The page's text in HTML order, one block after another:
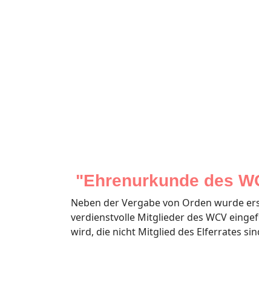
"Ehrenurkunde des
Neben der Vergabe von Orden wurde
verdienstvolle Mitglieder des WCV
wird, die nicht Mitglied des Elferrates